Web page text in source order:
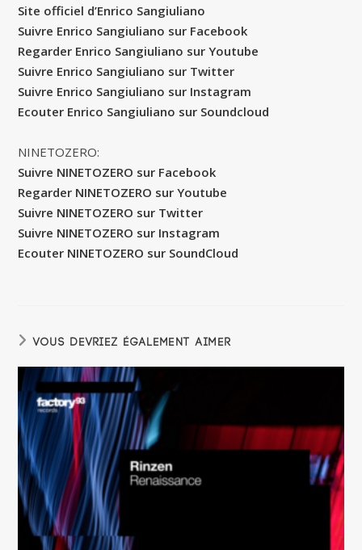
Site officiel d’Enrico Sangiuliano
Suivre Enrico Sangiuliano sur Facebook
Regarder Enrico Sangiuliano sur Youtube
Suivre Enrico Sangiuliano sur Twitter
Suivre Enrico Sangiuliano sur Instagram
Ecouter Enrico Sangiuliano sur Soundcloud
NINETOZERO:
Suivre NINETOZERO sur Facebook
Regarder NINETOZERO sur Youtube
Suivre NINETOZERO sur Twitter
Suivre NINETOZERO sur Instagram
Ecouter NINETOZERO sur SoundCloud
VOUS DEVRIEZ ÉGALEMENT AIMER